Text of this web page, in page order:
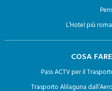
Bed
L’Hotel più
COSA